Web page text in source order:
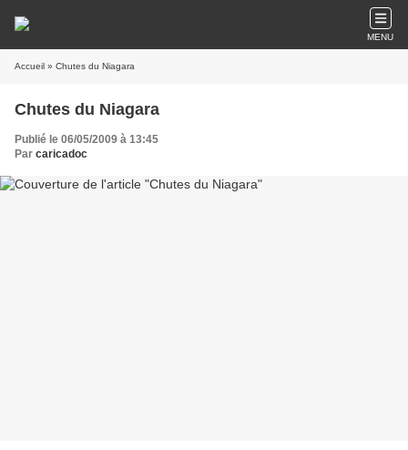
MENU
Accueil » Chutes du Niagara
Chutes du Niagara
Publié le 06/05/2009 à 13:45
Par caricadoc